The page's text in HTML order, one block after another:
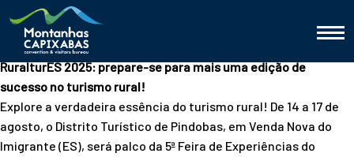
RuralturES 2025: prepare-se para mais uma edição de
sucesso no turismo rural!
Explore a verdadeira essência do turismo rural! De 14 a 17 de
agosto, o Distrito Turístico de Pindobas, em Venda Nova do
Imigrante (ES), será palco da 5ª Feira de Experiências do